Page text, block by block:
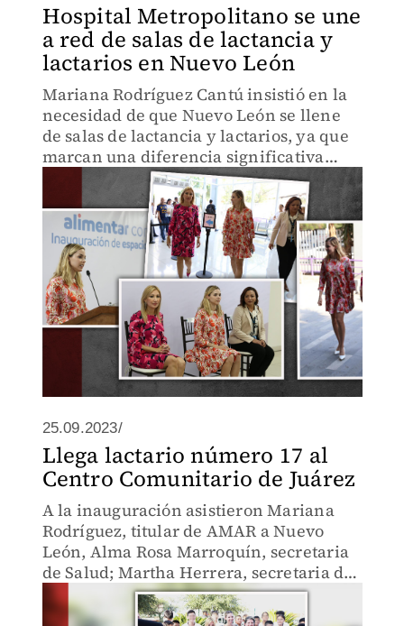
Hospital Metropolitano se une
a red de salas de lactancia y
lactarios en Nuevo León
Mariana Rodríguez Cantú insistió en la
necesidad de que Nuevo León se llene
de salas de lactancia y lactarios, ya que
marcan una diferencia significativa
para las madres de familia.
25.09.2023/
Llega lactario número 17 al
Centro Comunitario de Juárez
A la inauguración asistieron Mariana
Rodríguez, titular de AMAR a Nuevo
León, Alma Rosa Marroquín, secretaria
de Salud; Martha Herrera, secretaria de
Igualdad e Inclusión, y el alcalde
Francisco Treviño.